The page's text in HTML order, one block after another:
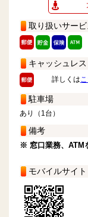
取り扱いサービ
キャッシュレス
詳しくは
駐車場
あり（1台）
備考
※ 窓口業務、ATM
モバイルサイト